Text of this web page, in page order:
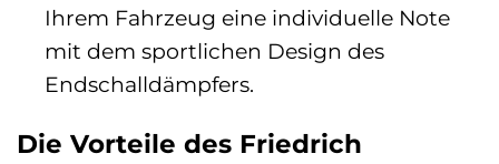
Ihrem Fahrzeug eine individuelle Note
mit dem sportlichen Design des
Endschalldämpfers.
Die Vorteile des Friedrich